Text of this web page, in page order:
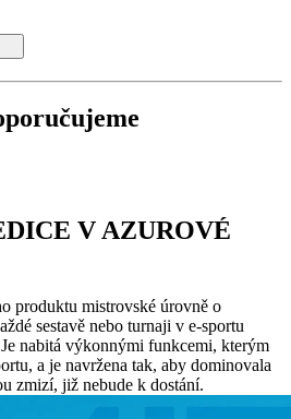
V AZUROVÉ
produktu mistrovské úrovně o
sestavě nebo turnaji v e-sportu
nabitá výkonnými funkcemi, kterým
a je navržena tak, aby dominovala
zmizí, již nebude k dostání.